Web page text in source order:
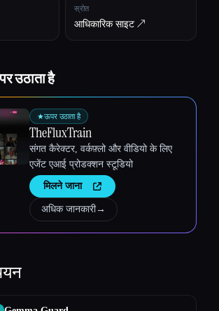
स्रोत
आधिकारिक साइट ↗︎
उठाता है
★ऊपर उठाता है
TheFluxTrain
संगत कैरेक्टर, वर्कफ़्लो और वीडियो के लिए
एजेंट एआई प्रोडक्शन स्टूडियो
मिलने जाना
अधिक जानकारी→